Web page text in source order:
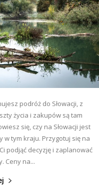
podróż do Słowacji, z
życia i zakupów są tam
się, czy na Słowacji jest
w tym kraju. Przygotuj się na
podjąć decyzję i zaplanować
Ceny na...